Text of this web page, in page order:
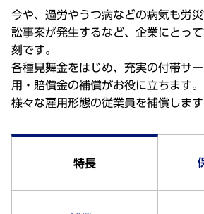
今や、過労やうつ病などの病気も労
訟事案が発生するなど、企業にとっ
刻です。
各種見舞金をはじめ、充実の付帯サ
用・賠償金の補償がお役に立ちます。
様々な雇用形態の従業員を補償します
特長